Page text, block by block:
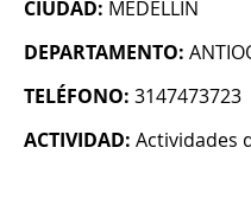
CIUDAD: MEDELLIN
DEPARTAMENTO:
TELÉFONO: 3147473723
ACTIVIDAD: Actividades